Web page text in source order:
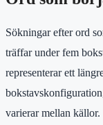
Sökningar efter ord
träffar under fem
representerar ett
varierar mellan källor.